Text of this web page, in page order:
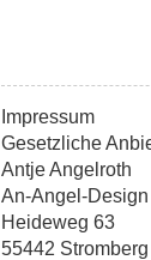
Impressum
Gesetzliche
Antje Angelroth
An-Angel-Design
Heideweg 63
55442 Stromberg